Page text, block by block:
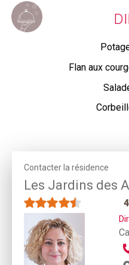
Flan aux
Contacter la résidence
Les Jardins des